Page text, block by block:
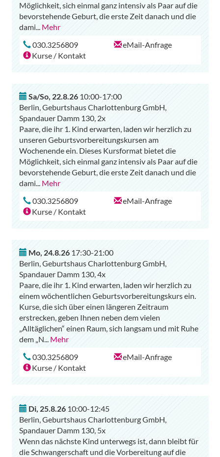
Möglichkeit, sich einmal ganz intensiv als Paar auf die
bevorstehende Geburt, die erste Zeit danach und die
dami... Mehr
030.3256809
eMail-Anfrage
Kurse / Kontakt
Sa/So, 22.8.26 10:00-17:00
Berlin, Geburtshaus Charlottenburg GmbH,
Spandauer Damm 130, 2x
Paare, die ihr 1. Kind erwarten, laden wir herzlich zu
unseren Geburtsvorbereitungskursen am
Wochenende ein. Dieses Kursformat bietet die
Möglichkeit, sich einmal ganz intensiv als Paar auf die
bevorstehende Geburt, die erste Zeit danach und die
dami... Mehr
030.3256809
eMail-Anfrage
Kurse / Kontakt
Mo, 24.8.26 17:30-21:00
Berlin, Geburtshaus Charlottenburg GmbH,
Spandauer Damm 130, 4x
Paare, die ihr 1. Kind erwarten, laden wir herzlich zu
einem wöchentlichen Geburtsvorbereitungskurs ein.
Kurse, die sich über einen längeren Zeitraum
erstrecken, geben Ihnen neben dem vielen
„Alltäglichen“ einen Raum, sich langsam und mit Ruhe
dem „N... Mehr
030.3256809
eMail-Anfrage
Kurse / Kontakt
Di, 25.8.26 10:00-12:45
Berlin, Geburtshaus Charlottenburg GmbH,
Spandauer Damm 130, 5x
Wenn das nächste Kind unterwegs ist, dann bleibt für
die Schwangerschaft und die Vorbereitung auf die